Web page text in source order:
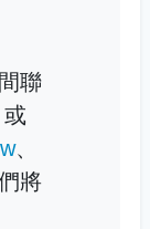
聯
、
將